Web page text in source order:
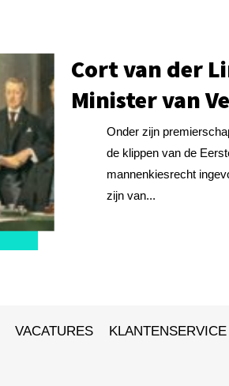
Cort van der
Minister van
Onder zijn
de klippen van de
mannenkiesrecht
zijn van...
VACATURES KLANTENSERVICE